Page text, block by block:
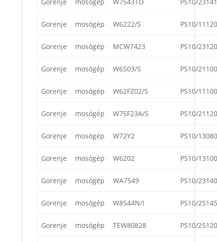
Gorenje mosógép W6222/S PS10/11120
Gorenje mosógép MCW7423 PS10/23120
Gorenje mosógép W6503/S PS10/21100
Gorenje mosógép W62FZ02/S PS10/11100
Gorenje mosógép W75F23A/S PS10/21120
Gorenje mosógép W72Y2 PS10/13080
Gorenje mosógép W6202 PS10/13100
Gorenje mosógép WA7549 PS10/23140
Gorenje mosógép W8544N/I PS10/25145
Gorenje mosógép TEW80828 PS10/25120